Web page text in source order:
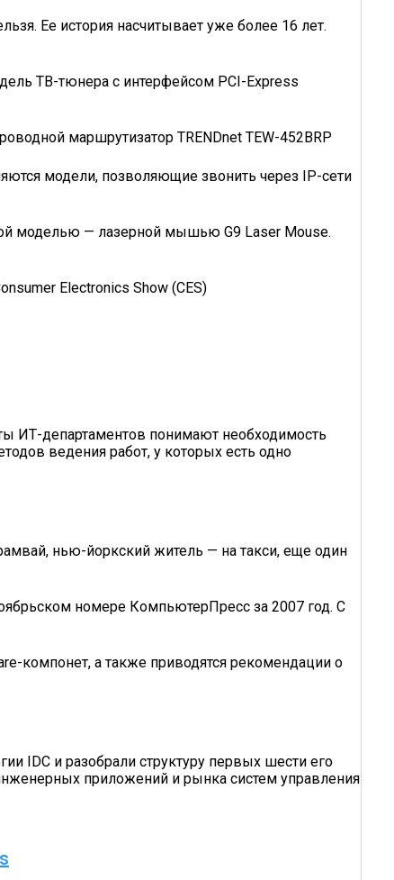
Ее история насчитывает уже более 16 лет.
ТВ-тюнера с интерфейсом PCI-Express
маршрутизатор TRENDnet TEW-452BRP
модели, позволяющие звонить через IP-сети
моделью — лазерной мышью G9 Laser Mouse.
Electronics Show (CES)
ИТ-департаментов понимают необходимость
ведения работ, у которых есть одно
нью-йоркский житель — на такси, еще один
номере КомпьютерПресс за 2007 год. С
компонет, а также приводятся рекомендации о
IDC и разобрали структуру первых шести его
приложений и рынка систем управления